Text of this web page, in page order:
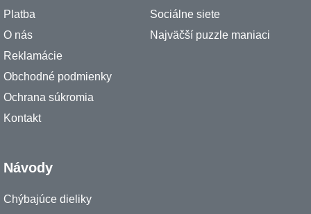
Platba
O nás
Reklamácie
Obchodné podmienky
Ochrana súkromia
Kontakt
Sociálne siete
Najväčší puzzle maniaci
Návody
Chýbajúce dieliky